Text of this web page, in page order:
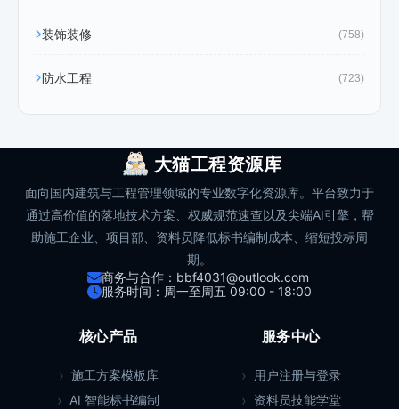
装饰装修 (758)
防水工程 (723)
大猫工程资源库
面向国内建筑与工程管理领域的专业数字化资源库。平台致力于
通过高价值的落地技术方案、权威规范速查以及尖端AI引擎，帮
助施工企业、项目部、资料员降低标书编制成本、缩短投标周
期。
商务与合作：bbf4031@outlook.com
服务时间：周一至周五 09:00 - 18:00
核心产品
施工方案模板库
AI 智能标书编制
服务中心
用户注册与登录
资料员技能学堂